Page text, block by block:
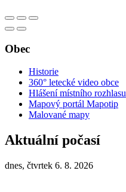
Obec
Historie
360° letecké video obce
Hlášení místního rozhlasu
Mapový portál Mapotip
Malované mapy
Aktuální počasí
dnes, čtvrtek 6. 8. 2026